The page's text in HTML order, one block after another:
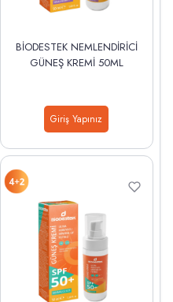
BİODESTEK NEMLENDİRİCİ
GÜNEŞ KREMİ 50ML
Giriş Yapınız